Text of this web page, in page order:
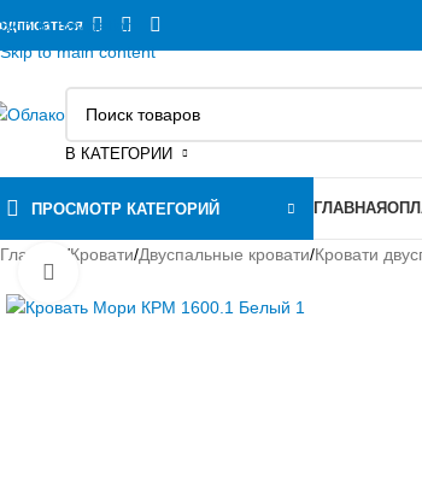
Skip to navigation
Skip to main content
В КАТЕГОРИИ
ПРОСМОТР КАТЕГОРИЙ ГЛАВНАЯ
Главная /Кровати/Двуспальные кровати/Кровати